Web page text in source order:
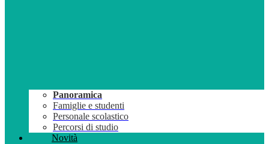
Panoramica
Famiglie e studenti
Personale scolastico
Percorsi di studio
Novità